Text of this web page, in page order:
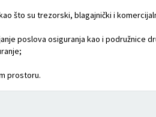
što su trezorski, blagajnički i
poslova osiguranja kao i podružnice
prostoru.